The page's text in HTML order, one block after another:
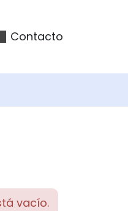
Contacto
vacío.